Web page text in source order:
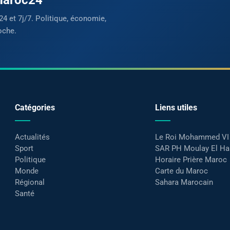
et 7j/7. Politique, économie,
Catégories
Actualités
Sport
Politique
Monde
Régional
Santé
Liens utiles
Le Roi Mohammed VI
SAR PH Moulay El
Horaire Prière Maroc
Carte du Maroc
Sahara Marocain